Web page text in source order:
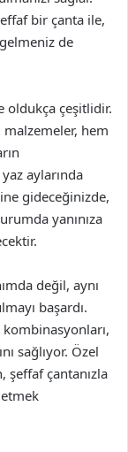
bir çanta ile,
de
oldukça çeşitlidir.
hem
aylarında
gideceğinizde,
yanınıza
değil, aynı
başardı.
kombinasyonları,
sağlıyor. Özel
şeffaf çantanızla